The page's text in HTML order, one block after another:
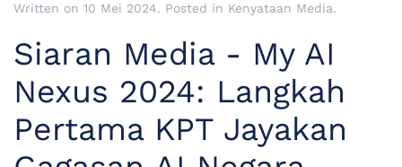
Written on 10 Mei 2024. Posted in Kenyataan Media.
Siaran Media - My AI
Nexus 2024: Langkah
Pertama KPT Jayakan